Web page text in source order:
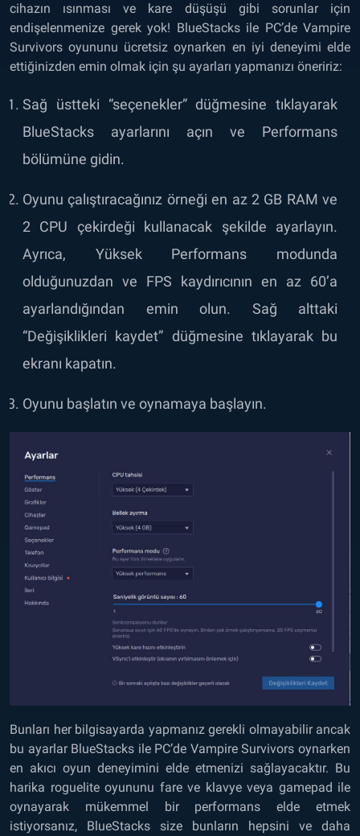
cihazın ısınması ve kare düşüşü gibi sorunlar için
endişelenmenize gerek yok! BlueStacks ile PC’de Vampire
Survivors oyununu ücretsiz oynarken en iyi deneyimi elde
ettiğinizden emin olmak için şu ayarları yapmanızı öneririz:
Sağ üstteki “seçenekler” düğmesine tıklayarak
BlueStacks ayarlarını açın ve Performans
bölümüne gidin.
Oyunu çalıştıracağınız örneği en az 2 GB RAM ve
2 CPU çekirdeği kullanacak şekilde ayarlayın.
Ayrıca, Yüksek Performans modunda
olduğunuzdan ve FPS kaydırıcının en az 60’a
ayarlandığından emin olun. Sağ alttaki
“Değişiklikleri kaydet” düğmesine tıklayarak bu
ekranı kapatın.
Oyunu başlatın ve oynamaya başlayın.
Bunları her bilgisayarda yapmanız gerekli olmayabilir ancak
bu ayarlar BlueStacks ile PC’de Vampire Survivors oynarken
en akıcı oyun deneyimini elde etmenizi sağlayacaktır. Bu
harika roguelite oyununu fare ve klavye veya gamepad ile
oynayarak mükemmel bir performans elde etmek
istiyorsanız, BlueStacks size bunların hepsini ve daha